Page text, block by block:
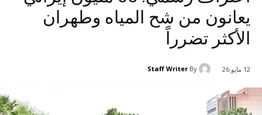
يعانون من شح المياه وطهران
الأكثر تضرراً
12 مايو 26 By
Staff Writer